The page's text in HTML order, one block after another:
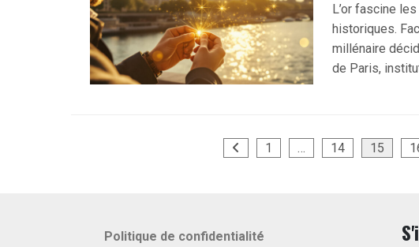
L’or fascine
historiques.
millénaire
de Paris,
1 … 14 15
Politique de confidentialité